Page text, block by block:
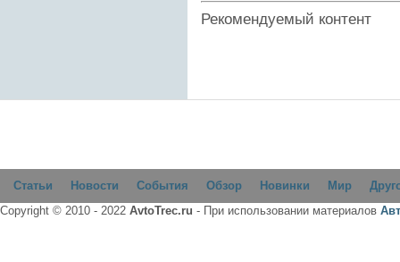
Рекомендуемый контент
Статьи Новости События Обзор Новинки Мир
Copyright © 2010 - 2022 AvtoTrec.ru - При использовании материалов